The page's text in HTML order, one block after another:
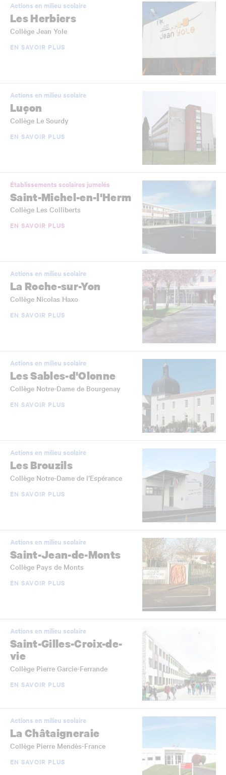
Actions en milieu scolaire
Les Herbiers
Collège Jean Yole
EN SAVOIR PLUS
Actions en milieu scolaire
Luçon
Collège Le Sourdy
EN SAVOIR PLUS
Établissements scolaires jumelés
Saint-Michel-en-l'Herm
Collège Les Colliberts
EN SAVOIR PLUS
Actions en milieu scolaire
La Roche-sur-Yon
Collège Nicolas Haxo
EN SAVOIR PLUS
Actions en milieu scolaire
Les Sables-d'Olonne
Collège Notre-Dame de Bourgenay
EN SAVOIR PLUS
Actions en milieu scolaire
Les Brouzils
Collège Notre-Dame de l’Espérance
EN SAVOIR PLUS
Actions en milieu scolaire
Saint-Jean-de-Monts
Collège Pays de Monts
EN SAVOIR PLUS
Actions en milieu scolaire
Saint-Gilles-Croix-de-
vie
Collège Pierre Garcie-Ferrande
EN SAVOIR PLUS
Actions en milieu scolaire
La Châtaigneraie
Collège Pierre Mendès-France
EN SAVOIR PLUS